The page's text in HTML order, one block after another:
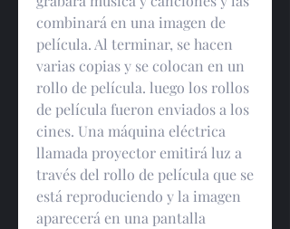
combinará en una imagen de
película. Al terminar, se hacen
varias copias y se colocan en un
rollo de película. luego los rollos
de película fueron enviados a los
cines. Una máquina eléctrica
llamada proyector emitirá luz a
través del rollo de película que se
está reproduciendo y la imagen
aparecerá en una pantalla